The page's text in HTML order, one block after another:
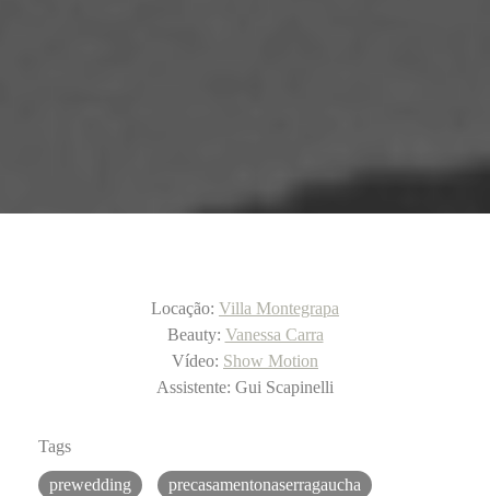
Locação: Villa Montegrapa
Beauty: Vanessa Carra
Vídeo: Show Motion
Assistente: Gui Scapinelli
Tags
prewedding
precasamentonaserragaucha